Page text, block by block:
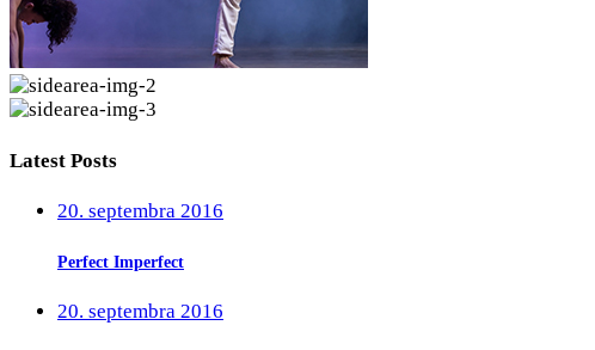
Latest Posts
20. septembra 2016
Perfect Imperfect
20. septembra 2016